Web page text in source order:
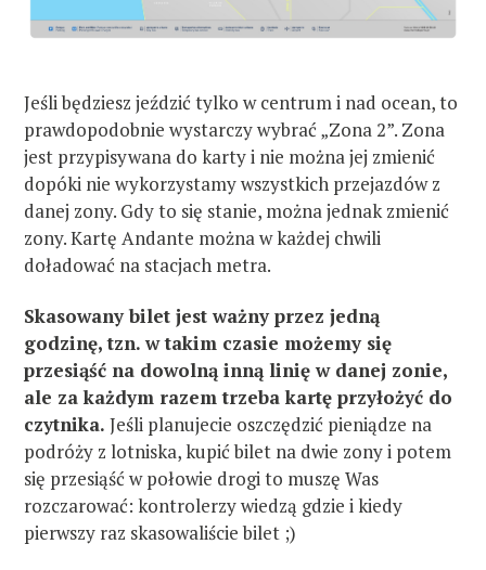
Jeśli będziesz jeździć tylko w centrum i nad ocean, to
prawdopodobnie wystarczy wybrać „Zona 2”. Zona
jest przypisywana do karty i nie można jej zmienić
dopóki nie wykorzystamy wszystkich przejazdów z
danej zony. Gdy to się stanie, można jednak zmienić
zony. Kartę Andante można w każdej chwili
doładować na stacjach metra.
Skasowany bilet jest ważny przez jedną
godzinę, tzn. w takim czasie możemy się
przesiąść na dowolną inną linię w danej zonie,
ale za każdym razem trzeba kartę przyłożyć do
czytnika. Jeśli planujecie oszczędzić pieniądze na
podróży z lotniska, kupić bilet na dwie zony i potem
się przesiąść w połowie drogi to muszę Was
rozczarować: kontrolerzy wiedzą gdzie i kiedy
pierwszy raz skasowaliście bilet ;)